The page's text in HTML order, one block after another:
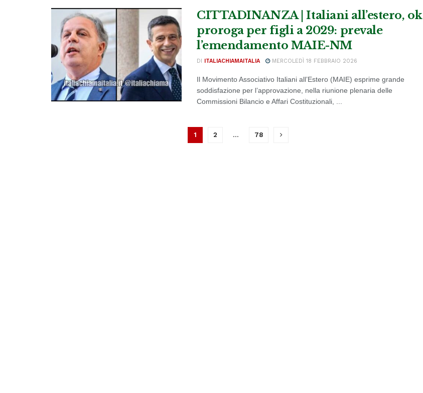
CITTADINANZA | Italiani all’estero, ok
proroga per figli a 2029: prevale
l’emendamento MAIE-NM
DI ITALIACHIAMAITALIA MERCOLEDÌ 18 FEBBRAIO 2026
Il Movimento Associativo Italiani all’Estero (MAIE) esprime grande
soddisfazione per l’approvazione, nella riunione plenaria delle
Commissioni Bilancio e Affari Costituzionali, ...
1 2 … 78